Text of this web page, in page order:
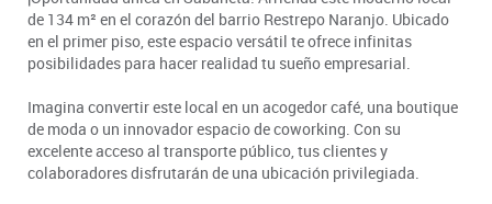
de 134 m² en el corazón del barrio Restrepo Naranjo. Ubicado
en el primer piso, este espacio versátil te ofrece infinitas
posibilidades para hacer realidad tu sueño empresarial.
Imagina convertir este local en un acogedor café, una boutique
de moda o un innovador espacio de coworking. Con su
excelente acceso al transporte público, tus clientes y
colaboradores disfrutarán de una ubicación privilegiada.